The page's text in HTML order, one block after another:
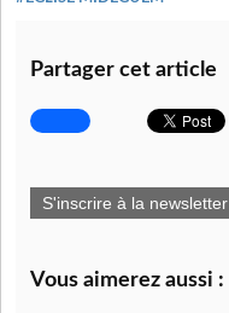
Partager cet article
S'inscrire à la newsletter
Vous aimerez aussi :